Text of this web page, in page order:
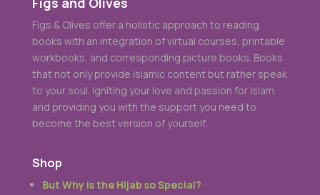
Figs & Olives offer a holistic approach to reading
books with an integration of virtual courses, printable
workbooks, and corresponding picture books. Books
that not only provide Islamic content but rather speak
to your soul. Igniting your love and passion for Islam
and providing you with the support you need to
become the best version of yourself.
Shop
But Why is the Hijab so Special?